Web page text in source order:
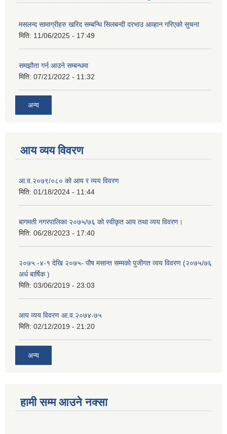
मसलन्द सामाग्रीहरु खरिद सम्बन्धि सिलबन्दी दरभाउ आव्हान गरिएको सुचना
मिति: 11/06/2025 - 17:49
समझौता गर्न आउने सम्बन्धमा
मिति: 07/21/2022 - 11:32
अन्य
आय व्यय विवरण
आ.व.२०७९/०८० को आय र व्यय विवरण
मिति: 01/18/2024 - 11:44
बागमती नगरपालिका २०७५/७६ को स्वीकृत आय तथा व्यय विवरण।
मिति: 06/28/2023 - 17:40
२०७५ -४-१ देखि २०७५- पौष मसान्त सम्मको पुजीगत व्यय विवरण (२०७५/७६
अर्ध बार्षिक )
मिति: 03/06/2019 - 23:03
आय व्यय विवरण आ.व.२०७४-७५
मिति: 02/12/2019 - 21:20
अन्य
हामी सम्म आउने नक्सा